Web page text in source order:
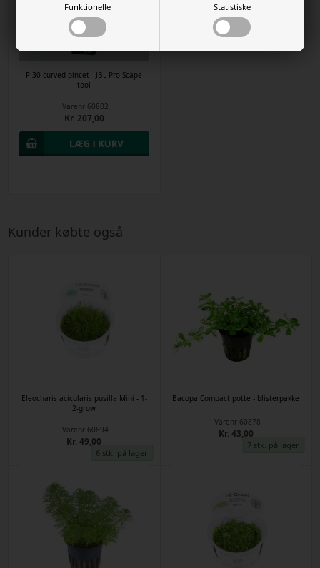
Funktionelle Statistiske
1 stk. på lager
P 30 curved pincet - JBL Pro Scape
tool
Varenr 60802
Kr. 207,00
Kunder købte også
6 stk. på lager
Eleocharis acicularis pusilla Mini - 1-
2-grow
Varenr 60894
Kr. 49,00 7 stk. på lager
Bacopa Compact potte - blisterpakke
Varenr 60878
Kr. 43,00